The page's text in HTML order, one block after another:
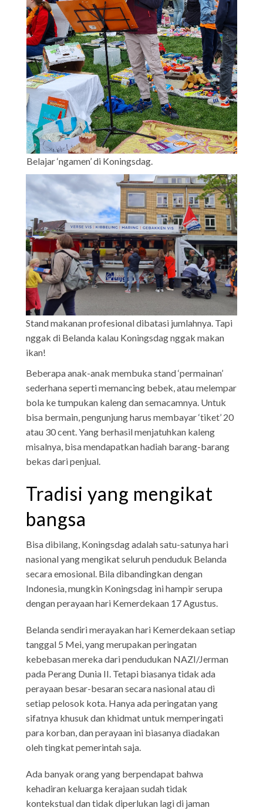
Belajar ‘ngamen’ di Koningsdag.
Stand makanan profesional dibatasi jumlahnya. Tapi
nggak di Belanda kalau Koningsdag nggak makan
ikan!
Beberapa anak-anak membuka stand ‘permainan’
sederhana seperti memancing bebek, atau melempar
bola ke tumpukan kaleng dan semacamnya. Untuk
bisa bermain, pengunjung harus membayar ‘tiket’ 20
atau 30 cent. Yang berhasil menjatuhkan kaleng
misalnya, bisa mendapatkan hadiah barang-barang
bekas dari penjual.
Tradisi yang mengikat
bangsa
Bisa dibilang, Koningsdag adalah satu-satunya hari
nasional yang mengikat seluruh penduduk Belanda
secara emosional. Bila dibandingkan dengan
Indonesia, mungkin Koningsdag ini hampir serupa
dengan perayaan hari Kemerdekaan 17 Agustus.
Belanda sendiri merayakan hari Kemerdekaan setiap
tanggal 5 Mei, yang merupakan peringatan
kebebasan mereka dari pendudukan NAZI/Jerman
pada Perang Dunia II. Tetapi biasanya tidak ada
perayaan besar-besaran secara nasional atau di
setiap pelosok kota. Hanya ada peringatan yang
sifatnya khusuk dan khidmat untuk memperingati
para korban, dan perayaan ini biasanya diadakan
oleh tingkat pemerintah saja.
Ada banyak orang yang berpendapat bahwa
kehadiran keluarga kerajaan sudah tidak
kontekstual dan tidak diperlukan lagi di jaman